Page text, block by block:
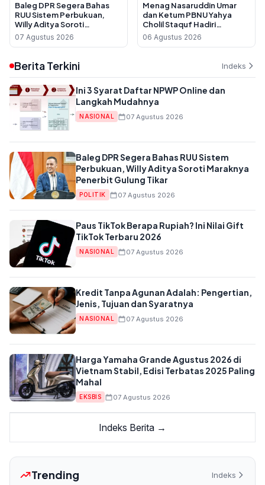
Baleg DPR Segera Bahas
RUU Sistem Perbukuan,
Willy Aditya Soroti
Maraknya Penerbit Gulung
Tikar
07 Agustus 2026
Menag Nasaruddin Umar
dan Ketum PBNU Yahya
Cholil Staquf Hadiri
Peluncuran Buku Pemikiran
KH Ma'ruf Amin Jelang
06 Agustus 2026
Berita Terkini Indeks
Ini 3 Syarat Daftar NPWP Online dan
Langkah Mudahnya
NASIONAL 07 Agustus 2026
Baleg DPR Segera Bahas RUU Sistem
Perbukuan, Willy Aditya Soroti Maraknya
Penerbit Gulung Tikar
POLITIK 07 Agustus 2026
Paus TikTok Berapa Rupiah? Ini Nilai Gift
TikTok Terbaru 2026
NASIONAL 07 Agustus 2026
Kredit Tanpa Agunan Adalah: Pengertian,
Jenis, Tujuan dan Syaratnya
NASIONAL 07 Agustus 2026
Harga Yamaha Grande Agustus 2026 di
Vietnam Stabil, Edisi Terbatas 2025 Paling
Mahal
EKSBIS 07 Agustus 2026
Indeks Berita →
Trending Indeks